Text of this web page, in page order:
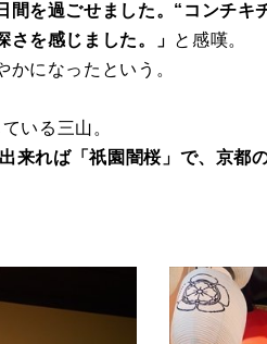
間を過ごせました。“コンチ
を感じました。」 と感嘆。
になったという。
いる三山。
来れば「祇園闇桜」で、京都